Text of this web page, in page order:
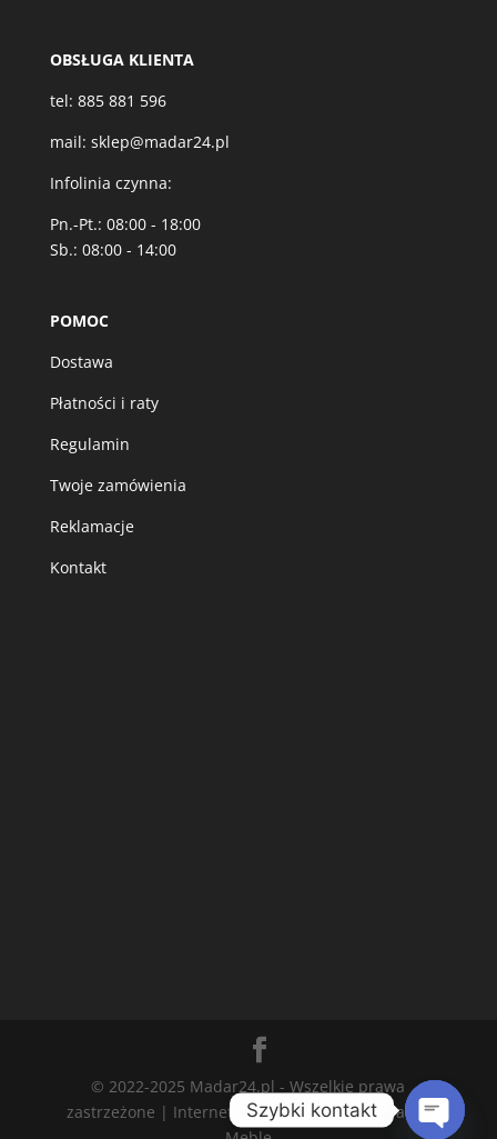
OBSŁUGA KLIENTA
tel: 885 881 596
mail: sklep@madar24.pl
Infolinia czynna:
Pn.-Pt.: 08:00 - 18:00
Sb.: 08:00 - 14:00
POMOC
Dostawa
Płatności i raty
Regulamin
Twoje zamówienia
Reklamacje
Kontakt
© 2022-2025 Madar24.pl - Wszelkie prawa
zastrzeżone | Internetowy Sklep Meblowy Madar
Szybki kontakt